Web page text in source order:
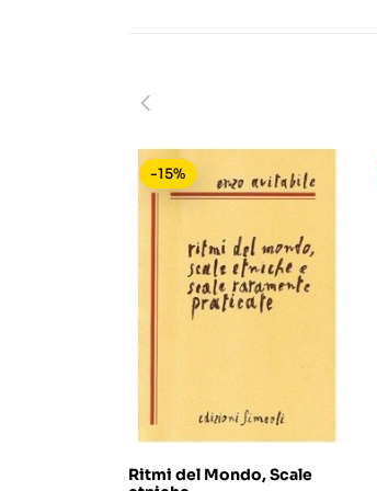
Ritmi del Mondo, Scale
-15%